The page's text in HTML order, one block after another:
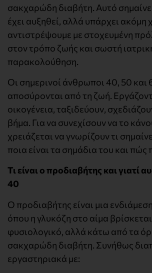
σακχαρώδη διαβήτη. Αυτό
έχει αυξηθεί, αλλά υπάρχει ακόμη
αντιστρέψουμε με στοχευμένη
στον τρόπο ζωής και σωστή
παρακολούθηση.
Οι σημερινοί άνθρωποι 40, 50 και
αποσύρονται από τη ζωή.
οικογένεια, ταξιδεύουν,
βήμα. Για να συνεχίσουν να το
χρειάζεται να γνωρίζουν τι
ποια είναι τα σημάδια του και
Τι είναι ο προδιαβήτης και γιατί
40
Ο προδιαβήτης είναι μια
όπου η γλυκόζη στο αίμα
φυσιολογικό, αλλά κάτω από τα
σακχαρώδη διαβήτη. Συνήθως
εργαστηριακά με: